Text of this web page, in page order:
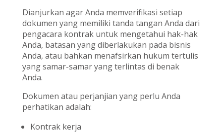
Dianjurkan agar Anda memverifikasi setiap
dokumen yang memiliki tanda tangan Anda dari
pengacara kontrak untuk mengetahui hak-hak
Anda, batasan yang diberlakukan pada bisnis
Anda, atau bahkan menafsirkan hukum tertulis
yang samar-samar yang terlintas di benak
Anda.
Dokumen atau perjanjian yang perlu Anda
perhatikan adalah:
Kontrak kerja